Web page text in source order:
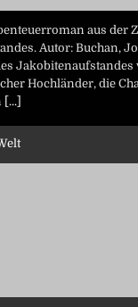
aus der
Autor: Buchan,
Jakobitenaufstandes
Hochländer, die
[...]